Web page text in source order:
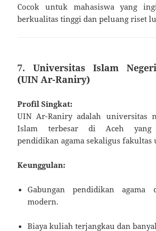
Cocok untuk mahasiswa yang
berkualitas tinggi dan peluang riset
7. Universitas Islam
(UIN Ar-Raniry)
Profil Singkat:
UIN Ar-Raniry adalah universitas
Islam terbesar di Aceh yang
pendidikan agama sekaligus fakultas
Keunggulan:
Gabungan pendidikan agama
modern.
Biaya kuliah terjangkau dan